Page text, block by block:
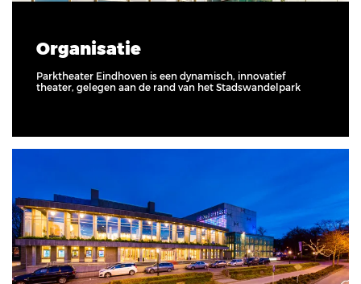
Organisatie
Parktheater Eindhoven is een dynamisch, innovatief
theater, gelegen aan de rand van het Stadswandelpark